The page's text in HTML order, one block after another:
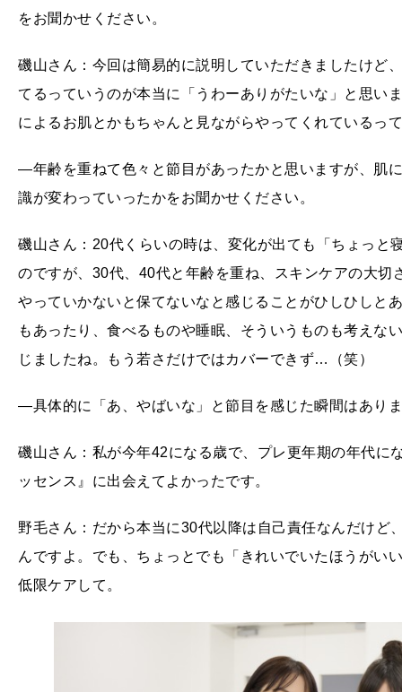
をお聞かせください。
磯山さん：今回は簡易的に説明していただきましたけど
てるっていうのが本当に「うわーありがたいな」と思い
によるお肌とかもちゃんと見ながらやってくれているっ
―年齢を重ねて色々と節目があったかと思いますが、肌
識が変わっていったかをお聞かせください。
磯山さん：20代くらいの時は、変化が出ても「ちょっと
のですが、30代、40代と年齢を重ね、スキンケアの大
やっていかないと保てないなと感じることがひしひしと
もあったり、食べるものや睡眠、そういうものも考えな
じましたね。もう若さだけではカバーできず…（笑）
―具体的に「あ、やばいな」と節目を感じた瞬間はあり
磯山さん：私が今年42になる歳で、プレ更年期の年代に
ッセンス』に出会えてよかったです。
野毛さん：だから本当に30代以降は自己責任なんだけど
んですよ。でも、ちょっとでも「きれいでいたほうがい
低限ケアして。